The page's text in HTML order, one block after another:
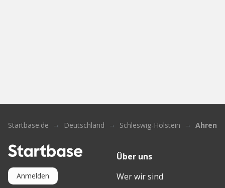
Startbase.de Deutschland Schleswig-Holstein
Anmelden
Über uns
Wer wir sind